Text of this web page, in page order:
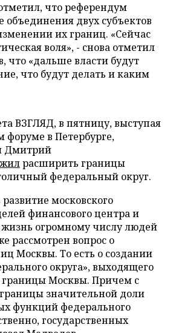
что референдум
объединения двух субъектов
их границ. «Сейчас
воля», - снова отметил
что «дальше власти будут
что будут делать и каким
ВЗГЛЯД, в пятницу, выступая
форуме в Петербурге,
Дмитрий
расширить границы
федеральный округ.
московского
финансового центра и
жизнь огромному числу людей
рассмотрен вопрос о
Москвы. То есть о создании
округа», выходящего
Москвы. Причем с
значительной доли
функций федерального
государственных